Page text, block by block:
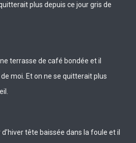
plus depuis ce jour gris de
terrasse de café bondée et il
moi. Et on ne se quitterait plus
tête baissée dans la foule et il